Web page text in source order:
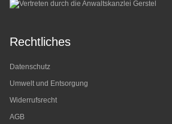
Rechtliches
Datenschutz
Umwelt und Entsorgung
Widerrufsrecht
AGB